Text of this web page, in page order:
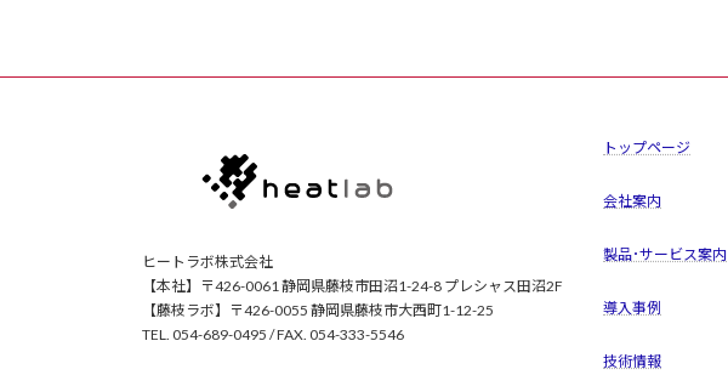
ヒートラボ株式会社
【本社】〒426-0061 静岡県藤枝市田沼1-24-8 プレシャス田沼2F
【藤枝ラボ】〒426-0055 静岡県藤枝市大西町1-12-25
TEL. 054-689-0495 / FAX. 054-333-5546
トップページ
会社案内
製品･サービス案内
導入事例
技術情報